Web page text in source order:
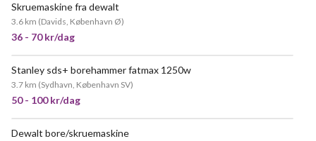
Skruemaskine fra dewalt
3.6 km (Davids, København Ø)
36 - 70 kr/dag
Stanley sds+ borehammer fatmax 1250w
3.7 km (Sydhavn, København SV)
50 - 100 kr/dag
Dewalt bore/skruemaskine